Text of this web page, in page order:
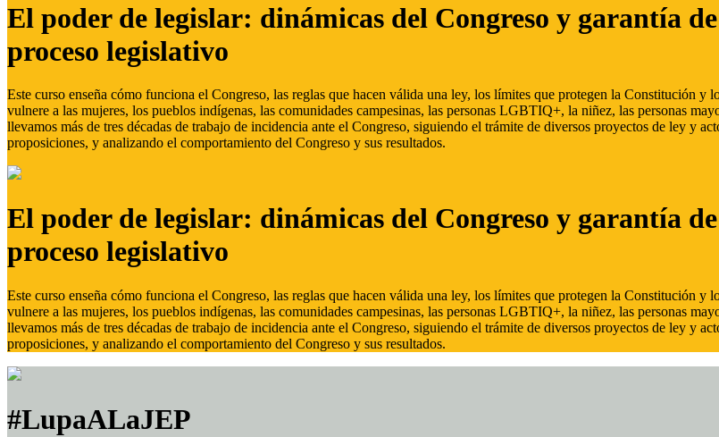
El poder de legislar: dinámicas del Congreso y garantía
proceso legislativo
Este curso enseña cómo funciona el Congreso, las reglas que hacen válida una ley, los límites que protegen la Constitución y
vulnere a las mujeres, los pueblos indígenas, las comunidades campesinas, las personas LGBTIQ+, la niñez, las personas
llevamos más de tres décadas de trabajo de incidencia ante el Congreso, siguiendo el trámite de diversos proyectos de ley y
proposiciones, y analizando el comportamiento del Congreso y sus resultados.
El poder de legislar: dinámicas del Congreso y garantía
proceso legislativo
Este curso enseña cómo funciona el Congreso, las reglas que hacen válida una ley, los límites que protegen la Constitución y
vulnere a las mujeres, los pueblos indígenas, las comunidades campesinas, las personas LGBTIQ+, la niñez, las personas
llevamos más de tres décadas de trabajo de incidencia ante el Congreso, siguiendo el trámite de diversos proyectos de ley y
proposiciones, y analizando el comportamiento del Congreso y sus resultados.
#LupaALaJEP